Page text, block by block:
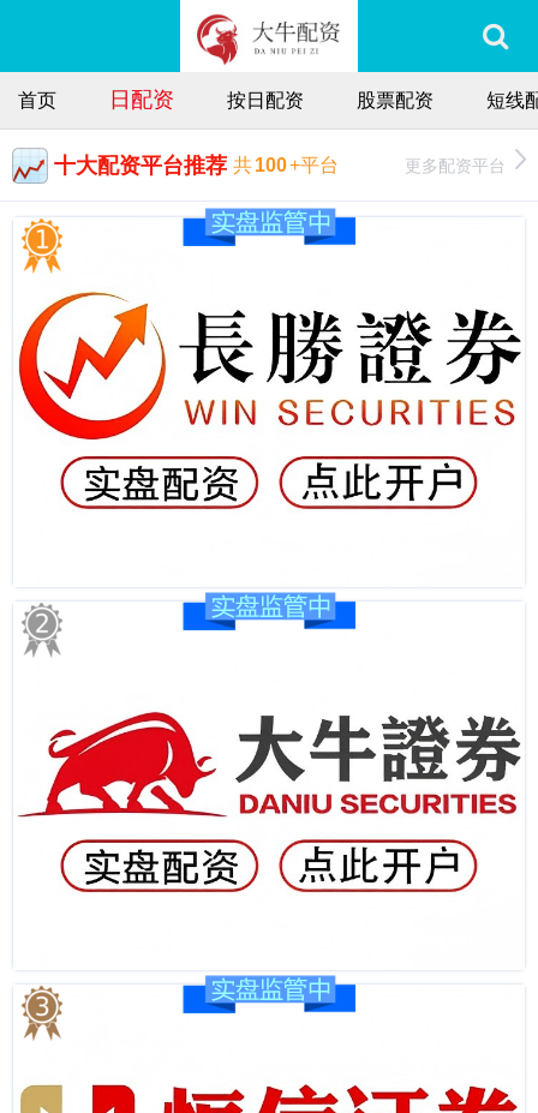
首页 日配资 按日配资 股票配资 短线
十大配资平台推荐 共100+平台 更多配资平台